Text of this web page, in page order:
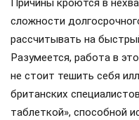
Причины кроются в
сложности
рассчитывать на
Разумеется, работа в
не стоит тешить себя
британских
таблеткой», способной